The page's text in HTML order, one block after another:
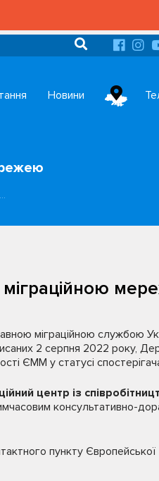
Новини
міграційною
міграційною службою
2 серпня 2022 року,
ЄММ у статусі
центр із
консультативно-
пункту Європейської